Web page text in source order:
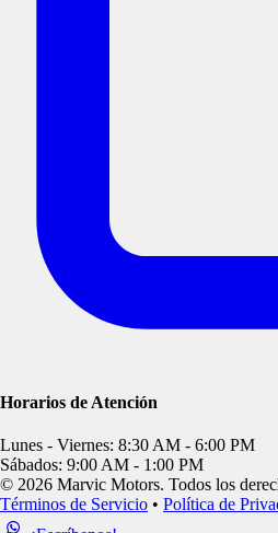
Horarios de Atención
Lunes - Viernes: 8:30 AM - 6:00 PM
Sábados: 9:00 AM - 1:00 PM
© 2026 Marvic Motors. Todos los
Términos de Servicio • Política de